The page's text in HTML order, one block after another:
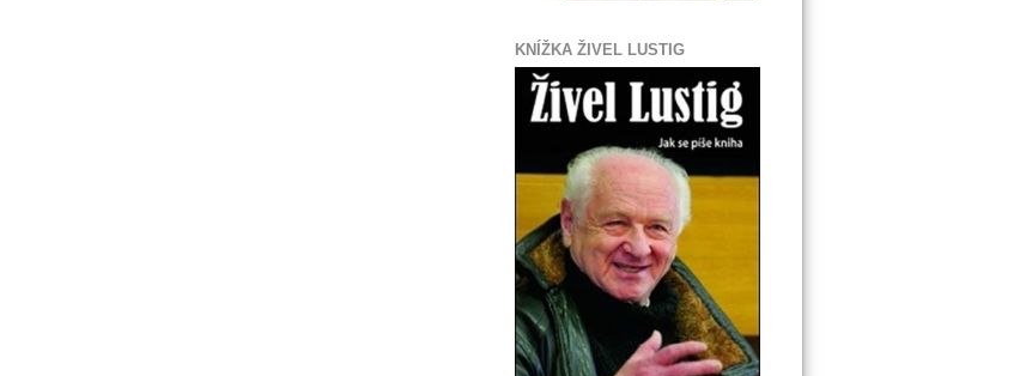
KNÍŽKA ŽIVEL LUSTIG